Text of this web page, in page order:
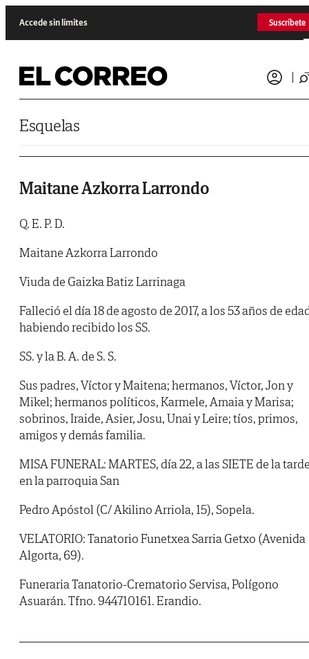
Accede sin límites Suscríbete
Esquelas
Maitane Azkorra Larrondo
Q. E. P. D.
Maitane Azkorra Larrondo
Viuda de Gaizka Batiz Larrinaga
Falleció el día 18 de agosto de 2017, a los 53 años de
habiendo recibido los SS.
SS. y la B. A. de S. S.
Sus padres, Víctor y Maitena; hermanos, Víctor, Jon y
Mikel; hermanos políticos, Karmele, Amaia y Marisa;
sobrinos, Iraide, Asier, Josu, Unai y Leire; tíos, primos,
amigos y demás familia.
MISA FUNERAL: MARTES, día 22, a las SIETE de la
en la parroquia San
Pedro Apóstol (C/ Akilino Arriola, 15), Sopela.
VELATORIO: Tanatorio Funetxea Sarria Getxo (Avenida
Algorta, 69).
Funeraria Tanatorio-Crematorio Servisa, Polígono
Asuarán. Tfno. 944710161. Erandio.